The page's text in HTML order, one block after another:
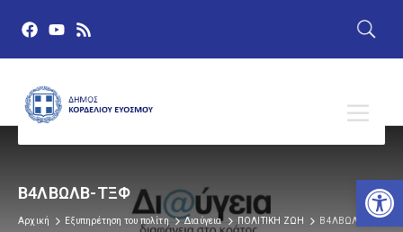
Β4ΛΒΩΛΒ-ΤΞΦ
Αρχική Εξυπηρέτηση του πολίτη Διαύγεια ΠΟΛΙΤΙΚΗ ΖΩΗ Β4ΛΒΩΛΒ-ΤΞΦ